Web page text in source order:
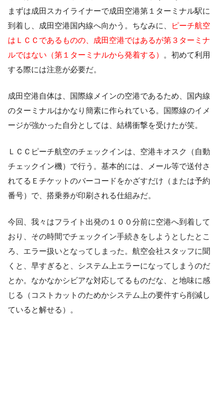
まずは成田スカイライナーで成田空港第１ターミナル駅に
到着し、成田空港国内線へ向かう。ちなみに、
ピーチ航空
はＬＣＣであるものの、成田空港ではあるが第３ターミナ
ルではない（第１ターミナルから発着する）
。初めて利用
する際には注意が必要だ。
成田空港自体は、国際線メインの空港であるため、国内線
のターミナルはかなり簡素に作られている。国際線のイメ
ージが強かった自分としては、結構衝撃を受けたが笑。
ＬＣＣピーチ航空のチェックインは、空港キオスク（自動
チェックイン機）で行う。基本的には、メール等で送付さ
れてるＥチケットのバーコードをかざすだけ（または予約
番号）で、搭乗券が印刷される仕組みだ。
今回、我々はフライト出発の１００分前に空港へ到着して
おり、その時間でチェックイン手続きをしようとしたとこ
ろ、エラー扱いとなってしまった。航空会社スタッフに聞
くと、早すぎると、システム上エラーになってしまうのだ
とか。なかなかシビアな対応してるものだな、と地味に感
じる（コストカットのためかシステム上の要件すら削減し
ていると解せる）。